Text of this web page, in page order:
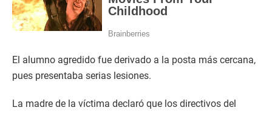
El alumno agredido fue derivado a la posta más cercana,
pues presentaba serias lesiones.
La madre de la víctima declaró que los directivos del